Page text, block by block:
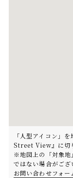
「人型アイコン」
Street View』に切
※地図上の「対象地
ではない場合がござ
お問い合わせフォー